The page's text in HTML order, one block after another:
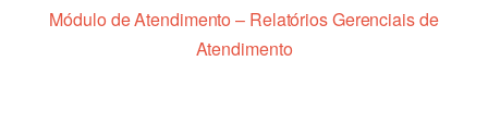
Módulo de Atendimento – Relatórios Gerenciais de
Atendimento